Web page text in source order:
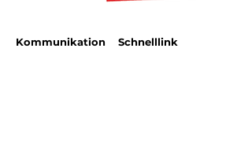
Kommunikation Schnelllink